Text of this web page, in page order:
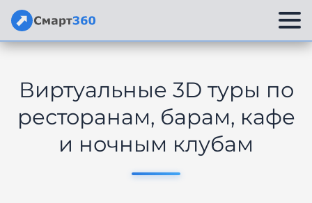
Перейти
содержимому
Виртуальные 3D туры по
ресторанам, барам, кафе
и ночным клубам